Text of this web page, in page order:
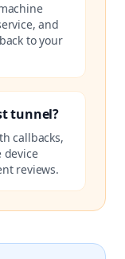
and
to your
tunnel?
callbacks,
device
reviews.